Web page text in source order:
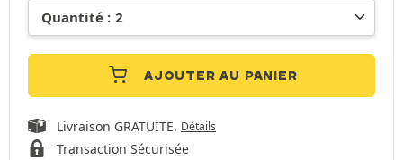
AJOUTER AU PANIER
Livraison GRATUITE. Détails
Transaction Sécurisée